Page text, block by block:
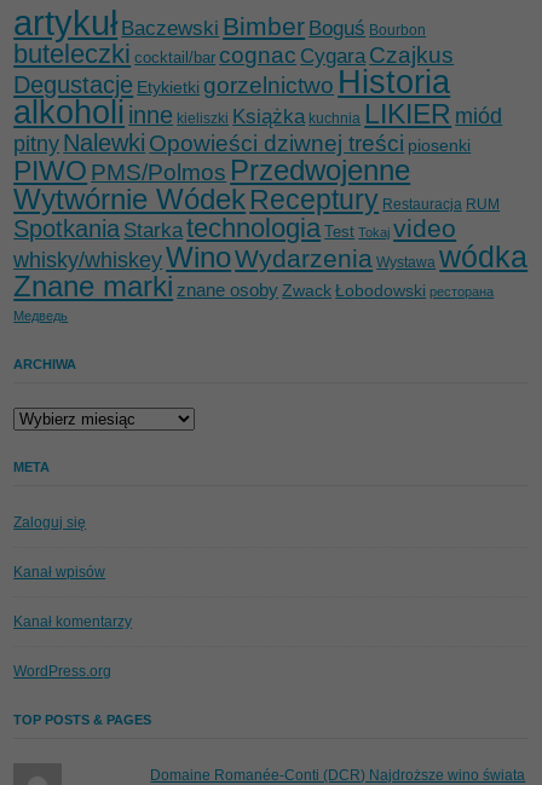
artykułBaczewski Bimber Boguś Bourbon
buteleczki cocktail/bar cognac Cygara Czajkus
Degustacje Etykietki gorzelnictwo Historia
alkoholi inne kieliszki Książka kuchnia LIKIER miód
pitny Nalewki Opowieści dziwnej treści piosenki
PIWO PMS/Polmos Przedwojenne
Wytwórnie WódekReceptury Restauracja RUM
Spotkania Starkatechnologia Test Tokaj video
whisky/whiskeyWinoWydarzenia Wystawa wódka
Znane marki znane osoby Zwack Łobodowski ресторана
Медведь
ARCHIWA
Archiwa
META
Zaloguj się
Kanał wpisów
Kanał komentarzy
WordPress.org
TOP POSTS & PAGES
Domaine Romanée-Conti (DCR) Najdroższe wino świata